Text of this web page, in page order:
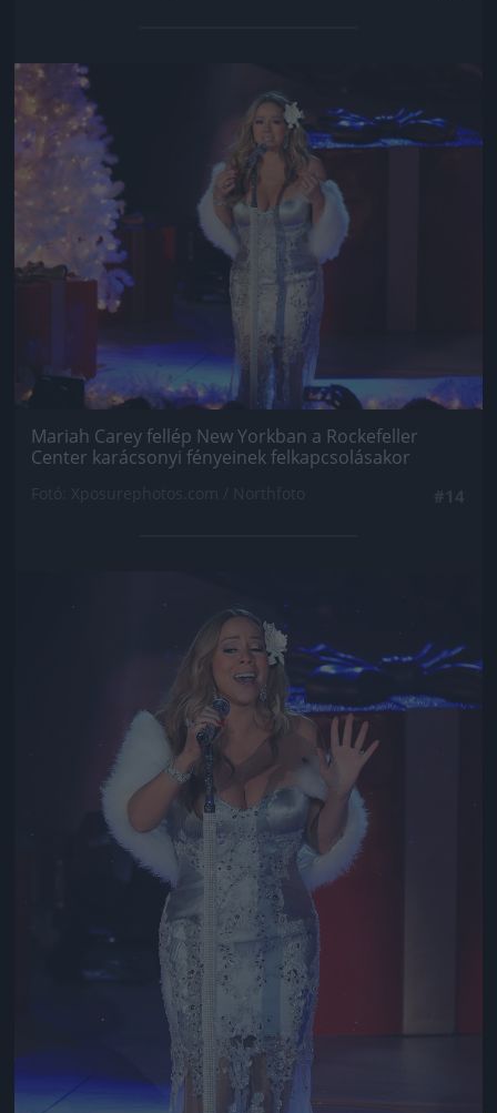
Jön még kép!
Mariah Carey fellép New Yorkban a Rockefeller
Center karácsonyi fényeinek felkapcsolásakor
Jön még kép!